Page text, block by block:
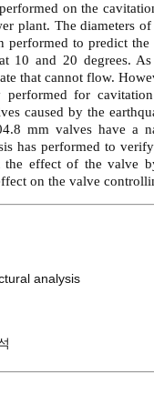
on the
plant. The diameters
performed to predict
10 and 20 degrees.
that cannot flow.
performed for
caused by the
mm valves have a
has performed to
effect of the valve
on the valve
analysis